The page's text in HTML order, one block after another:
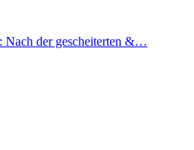
Nach der gescheiterten &…